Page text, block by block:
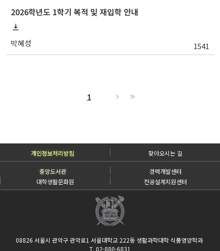
2026학년도 1학기 복적 및 재입학 안내
박혜성 1541
1
개인정보처리방침 찾아오시는 길
중앙도서관
경력개발센터
대학생활문화원
전공설계지원센터
08826 서울시 관악구 관악로1 서울대학교 222동 생활과학대학 식품영양학과
T. 02-880-6831